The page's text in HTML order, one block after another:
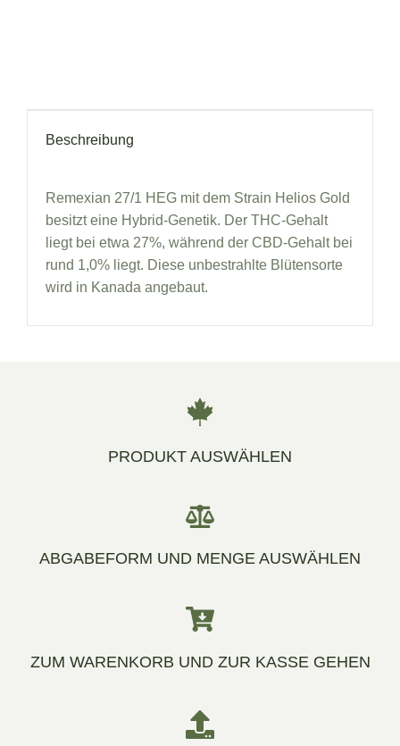
Beschreibung
Remexian 27/1 HEG mit dem Strain Helios Gold
besitzt eine Hybrid-Genetik. Der THC-Gehalt
liegt bei etwa 27%, während der CBD-Gehalt bei
rund 1,0% liegt. Diese unbestrahlte Blütensorte
wird in Kanada angebaut.
PRODUKT AUSWÄHLEN
ABGABEFORM UND MENGE AUSWÄHLEN
ZUM WARENKORB UND ZUR KASSE GEHEN